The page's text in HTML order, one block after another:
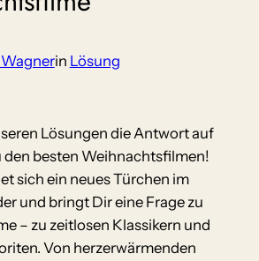
in Lösung
Lösungen die Antwort auf
den besten Weihnachtsfilmen!
sich ein neues Türchen im
und bringt Dir eine Frage zu
– zu zeitlosen Klassikern und
Von herzerwärmenden